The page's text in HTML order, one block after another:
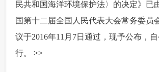
民共和国海洋环境保护法〉的决定》已
国第十二届全国人民代表大会常务委员
议于2016年11月7日通过，现予公布，
行。>>